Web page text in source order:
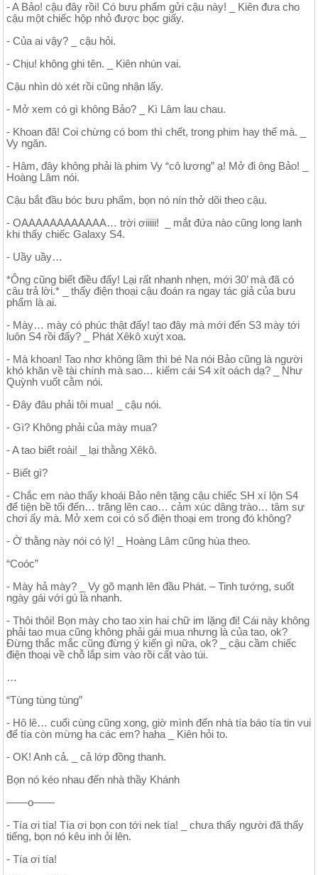
- A Bảo! cậu đây rồi! Có bưu phẩm gửi cậu này! _ Kiên đưa cho
cậu một chiếc hộp nhỏ được bọc giấy.
- Của ai vậy? _ cậu hỏi.
- Chịu! không ghi tên. _ Kiên nhún vai.
Cậu nhìn dò xét rồi cũng nhận lấy.
- Mở xem có gì không Bảo? _ Kì Lâm lau chau.
- Khoan đã! Coi chừng có bom thì chết, trong phim hay thế mà. _
Vy ngăn.
- Hâm, đây không phải là phim Vy “cô lương” ạ! Mở đi ông Bảo! _
Hoàng Lâm nói.
Cậu bắt đầu bóc bưu phẩm, bọn nó nín thở dõi theo cậu.
- OAAAAAAAAAAAA… trời ơiiiii! _ mắt đứa nào cũng long lanh
khi thấy chiếc Galaxy S4.
- Uầy uầy…
*Ông cũng biết điều đấy! Lại rất nhanh nhẹn, mới 30’ mà đã có
câu trả lời.* _ thấy điện thoại cậu đoán ra ngay tác giả của bưu
phẩm là ai.
- Mày… mày có phúc thật đấy! tao đây mà mới đến S3 mày tới
luôn S4 rồi đấy? _ Phát Xêkô xuýt xoa.
- Mà khoan! Tao nhơ không lầm thì bé Na nói Bảo cũng là người
khó khăn về tài chính mà sao… kiếm cái S4 xít oách dạ? _ Như
Quỳnh vuốt cằm nói.
- Đây đâu phải tôi mua! _ cậu nói.
- Gì? Không phải của mày mua?
- A tao biết roài! _ lại thằng Xêkô.
- Biết gì?
- Chắc em nào thấy khoái Bảo nên tặng cậu chiếc SH xí lộn S4
để tiện bề tối đến… trăng lên cao… cảm xúc dâng trào… tâm sự
chơi ấy mà. Mở xem coi có số điện thoại em trong đó không?
- Ờ thằng này nói có lý! _ Hoàng Lâm cũng hùa theo.
“Coóc”
- Mày hả mày? _ Vy gõ mạnh lên đầu Phát. – Tinh tướng, suốt
ngày gái với gú là nhanh.
- Thôi thôi! Bọn mày cho tao xin hai chữ im lặng đi! Cái này không
phải tao mua cũng không phải gái mua nhưng là của tao, ok?
Đừng thắc mắc cũng đừng ý kiến gì nữa, ok? _ cậu cầm chiếc
điện thoại về chỗ lắp sim vào rồi cất vào túi.
…
“Tùng tùng tùng”
- Hô lê… cuối cùng cũng xong, giờ mình đến nhà tía báo tía tin vui
để tía còn mừng ha các em? haha _ Kiên hỏi to.
- OK! Anh cả. _ cả lớp đồng thanh.
Bọn nó kéo nhau đến nhà thầy Khánh
——o——
- Tía ơi tía! Tía ơi bọn con tới nek tía! _ chưa thấy người đã thấy
tiếng, bọn nó kêu inh ỏi lên.
- Tía ơi tía!